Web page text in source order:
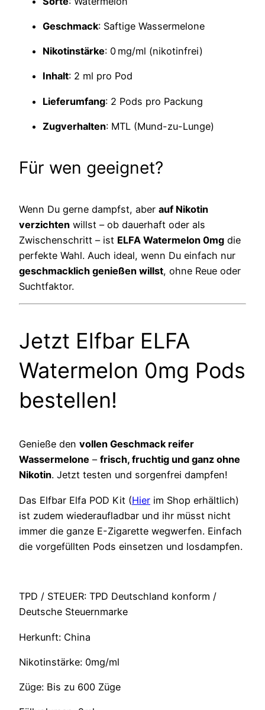
Geschmack: Saftige Wassermelone
Nikotinstärke: 0 mg/ml (nikotinfrei)
Inhalt: 2 ml pro Pod
Lieferumfang: 2 Pods pro Packung
Zugverhalten: MTL (Mund-zu-Lunge)
Für wen geeignet?
Wenn Du gerne dampfst, aber auf Nikotin
verzichten willst – ob dauerhaft oder als
Zwischenschritt – ist ELFA Watermelon 0mg die
perfekte Wahl. Auch ideal, wenn Du einfach nur
geschmacklich genießen willst, ohne Reue oder
Suchtfaktor.
Jetzt Elfbar ELFA
Watermelon 0mg Pods
bestellen!
Genieße den vollen Geschmack reifer
Wassermelone – frisch, fruchtig und ganz ohne
Nikotin. Jetzt testen und sorgenfrei dampfen!
Das Elfbar Elfa POD Kit (Hier im Shop erhältlich)
ist zudem wiederaufladbar und ihr müsst nicht
immer die ganze E-Zigarette wegwerfen. Einfach
die vorgefüllten Pods einsetzen und losdampfen.
TPD / STEUER: TPD Deutschland konform /
Deutsche Steuernmarke
Herkunft: China
Nikotinstärke: 0mg/ml
Züge: Bis zu 600 Züge